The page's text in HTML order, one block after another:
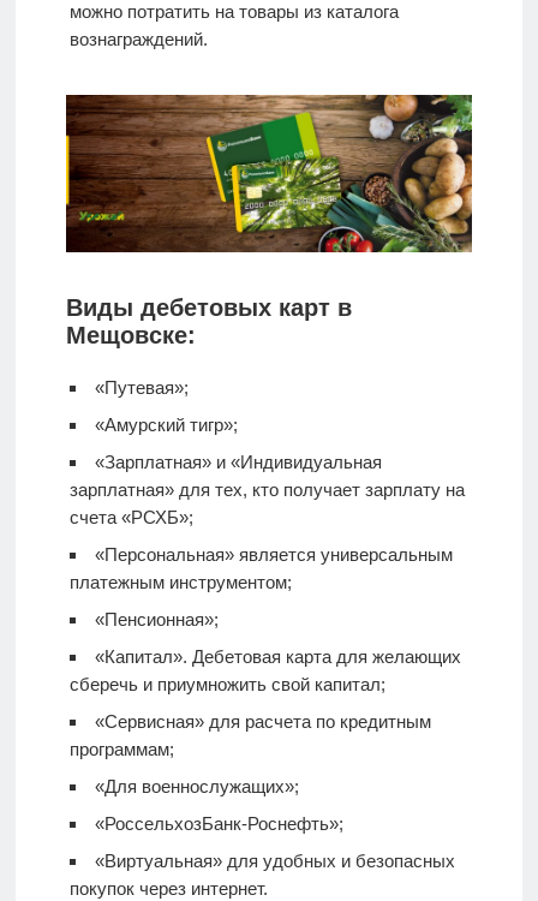
можно потратить на товары из каталога
вознаграждений.
Виды дебетовых карт в
Мещовске:
«Путевая»;
«Амурский тигр»;
«Зарплатная» и «Индивидуальная
зарплатная» для тех, кто получает зарплату на
счета «РСХБ»;
«Персональная» является универсальным
платежным инструментом;
«Пенсионная»;
«Капитал». Дебетовая картадля желающих
сберечь и приумножить свой капитал;
«Сервисная» для расчета по кредитным
программам;
«Для военнослужащих»;
«РоссельхозБанк-Роснефть»;
«Виртуальная» для удобных и безопасных
покупок через интернет.